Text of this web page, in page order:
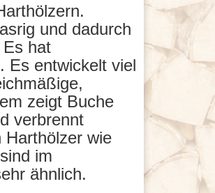
und dadurch
hat
Es entwickelt viel
zeigt Buche
verbrennt
Harthölzer wie
im
ähnlich.